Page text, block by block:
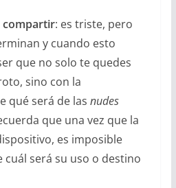
compartir: es triste, pero
y cuando esto
que no solo te quedes
sino con la
qué será de las nudes
que una vez que la
es imposible
será su uso o destino